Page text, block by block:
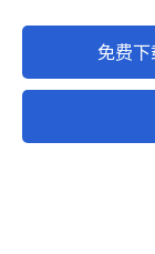
免费下